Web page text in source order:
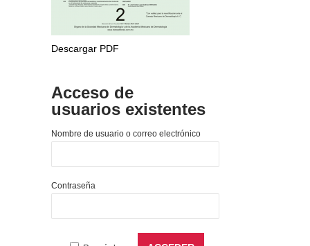
Descargar PDF
Acceso de
usuarios existentes
Nombre de usuario o correo electrónico
Contraseña